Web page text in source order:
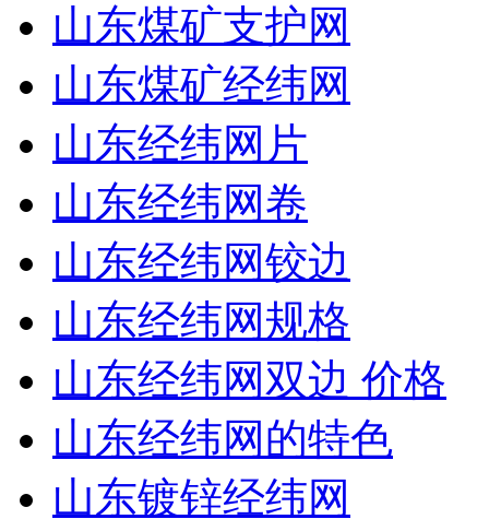
山东煤矿支护网
山东煤矿经纬网
山东经纬网片
山东经纬网卷
山东经纬网铰边
山东经纬网规格
山东经纬网双边 价格
山东经纬网的特色
山东镀锌经纬网